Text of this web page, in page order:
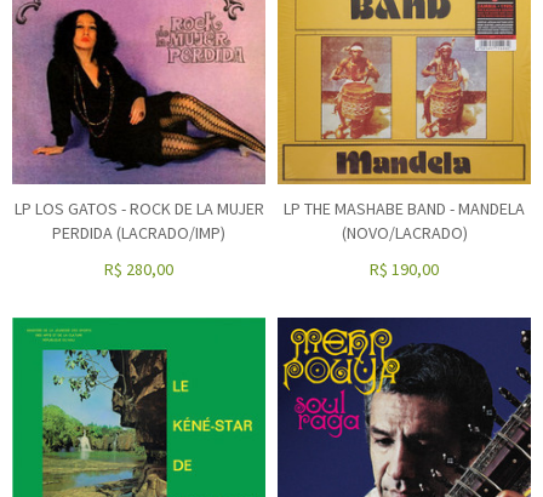
LP LOS GATOS - ROCK DE LA MUJER
PERDIDA (LACRADO/IMP)
R$ 280,00
LP THE MASHABE BAND - MANDELA
(NOVO/LACRADO)
R$ 190,00